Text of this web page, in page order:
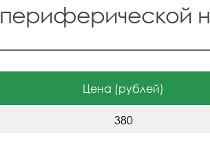
периферической
Цена (рублей)
380